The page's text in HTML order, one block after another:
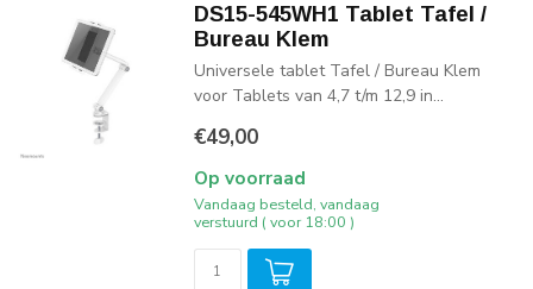
DS15-545WH1 Tablet Tafel /
Bureau Klem
Universele tablet Tafel / Bureau Klem
voor Tablets van 4,7 t/m 12,9 in...
€49,00
Op voorraad
Vandaag besteld, vandaag
verstuurd ( voor 18:00 )